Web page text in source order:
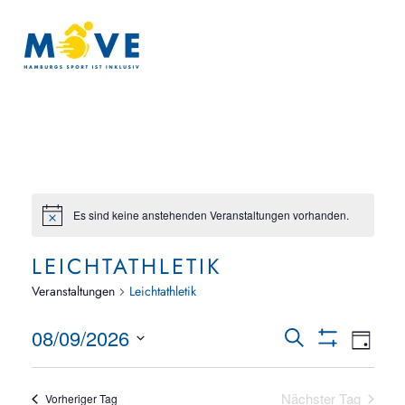
Zum Hauptinhalt springen
Es sind keine anstehenden Veranstaltungen vorhanden.
LEICHTATHLETIK
Veranstaltungen Leichtathletik
SUCHE
Suche
Show
Filters
Tag
08/09/2026
Vorheriger Tag Nächster Tag